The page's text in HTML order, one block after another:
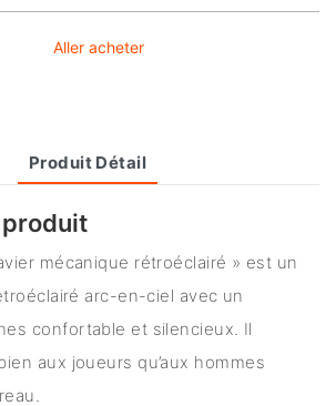
Aller acheter
Produit Détail
mécanique rétroéclairé » est un
arc-en-ciel avec un
confortable et silencieux. Il
aux joueurs qu’aux hommes